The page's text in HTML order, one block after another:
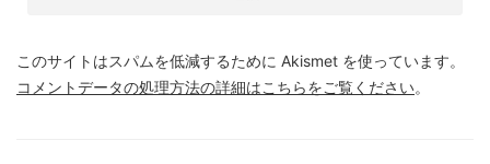
このサイトはスパムを低減するために Akismet を使っています。
コメントデータの処理方法の詳細はこちらをご覧ください。